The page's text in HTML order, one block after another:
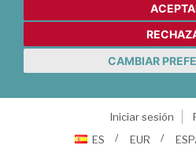
CAMBIAR
Iniciar sesión
ES
EUR